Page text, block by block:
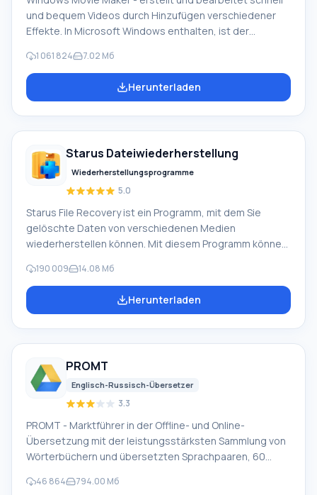
und bequem Videos durch Hinzufügen verschiedener
Effekte. In Microsoft Windows enthalten, ist der
Windows Live-Softwarepakets von Microsoft.
Funktionen von Windows Movie Maker: Video von
verschiedenen Quellen aufnehmen (Camcorder,
hinzufügen, verwenden zwischen
1 061 824 7.02 Мб
Herunterladen
Starus Dateiwiederherstellung
Wiederherstellungsprogramme
5.0
Starus File Recovery ist ein Programm, mit dem Sie
gelöschte Daten von verschiedenen Medien
wiederherstellen können. Mit diesem Programm können
Weise verloren gegangen sind. Zum Beispiel wurden sie
unter Umgehung des Papierkorbs gelöscht, von
Schadsoftware versteckt, aufgrund von
verschiedenen Geräten wie Festplatten, SS
190 009 14.08 Мб
Herunterladen
PROMT
Englisch-Russisch-Übersetzer
3.3
PROMT - Marktführer in der Offline- und Online-
Übersetzung mit der leistungsstärksten Sammlung von
Wörterbüchern und übersetzten Sprachpaaren, 60
Unternehmen, Entwickler von Übersetzungssystemen
46 864 794.00 Мб